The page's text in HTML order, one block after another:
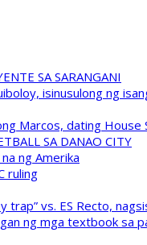
SA SARANGANI
isinusulong ng
Marcos, dating
SA DANAO CITY
ng Amerika
ruling
vs. ES Recto,
ng mga textbook sa